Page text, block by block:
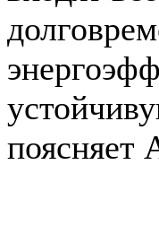
поясняет